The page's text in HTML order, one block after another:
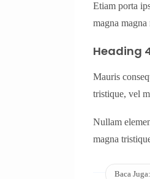
Etiam porta
magna
Heading
Mauris
tristique, vel
Nullam
magna
Baca Juga: